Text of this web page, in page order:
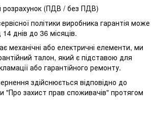
розрахунок (ПДВ / без ПДВ)
політики виробника гарантія може
днів до 36 місяців.
механічні або електричні елементи, ми
талон, який є підставою для
або гарантійного ремонту.
здійснюється відповідно до
"Про захист прав споживачів" протягом